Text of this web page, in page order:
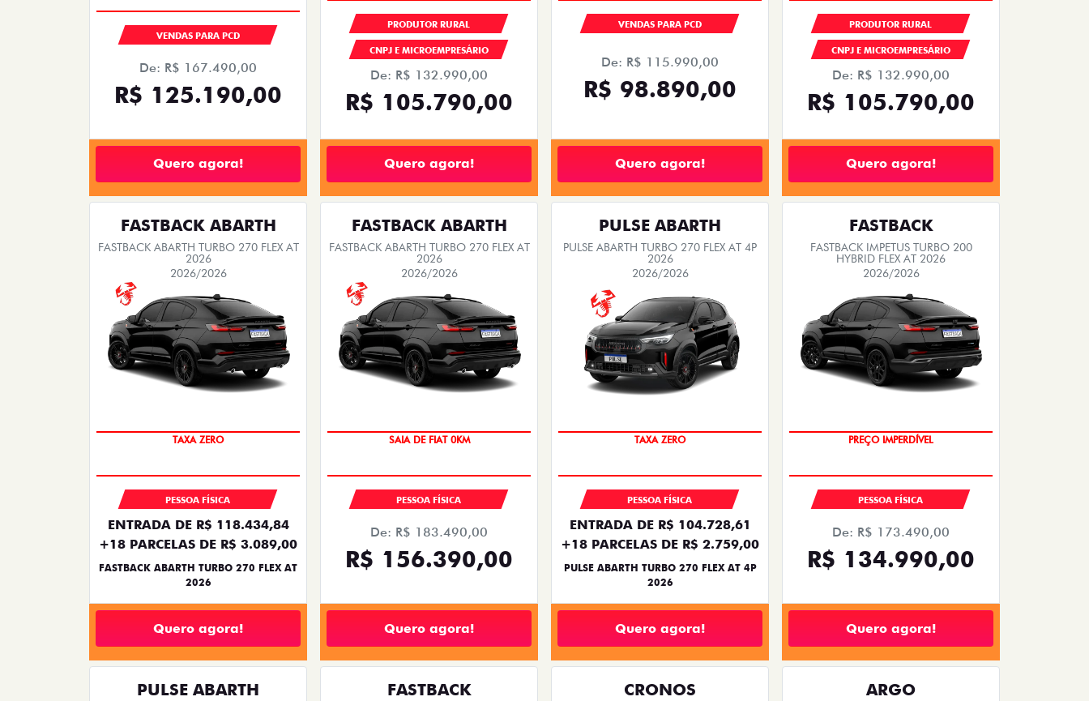
VENDAS PARA PCD
De: R$ 167.490,00
R$ 125.190,00
Quero agora!
PRODUTOR RURAL
CNPJ E MICROEMPRESÁRIO
De: R$ 132.990,00
R$ 105.790,00
Quero agora!
VENDAS PARA PCD
De: R$ 115.990,00
R$ 98.890,00
Quero agora!
PRODUTOR RURAL
CNPJ E MICROEMPRESÁRIO
De: R$ 132.990,00
R$ 105.790,00
Quero agora!
FASTBACK ABARTH
FASTBACK ABARTH TURBO 270 FLEX AT
2026
2026/2026
TAXA ZERO
PESSOA FÍSICA
ENTRADA DE R$ 118.434,84
+18 PARCELAS DE R$ 3.089,00
FASTBACK ABARTH TURBO 270 FLEX AT
2026
Quero agora!
FASTBACK ABARTH
FASTBACK ABARTH TURBO 270 FLEX AT
2026
2026/2026
SAIA DE FIAT 0KM
PESSOA FÍSICA
De: R$ 183.490,00
R$ 156.390,00
Quero agora!
PULSE ABARTH
PULSE ABARTH TURBO 270 FLEX AT 4P
2026
2026/2026
TAXA ZERO
PESSOA FÍSICA
ENTRADA DE R$ 104.728,61
+18 PARCELAS DE R$ 2.759,00
PULSE ABARTH TURBO 270 FLEX AT 4P
2026
Quero agora!
FASTBACK
FASTBACK IMPETUS TURBO 200
HYBRID FLEX AT 2026
2026/2026
PREÇO IMPERDÍVEL
PESSOA FÍSICA
De: R$ 173.490,00
R$ 134.990,00
Quero agora!
PULSE ABARTH FASTBACK CRONOS ARGO